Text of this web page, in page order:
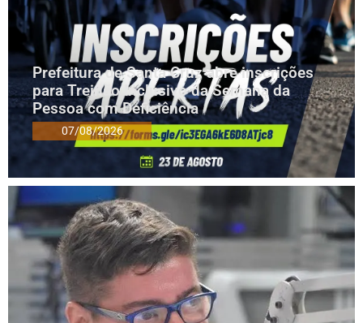
Prefeitura de Santa Cruz abre inscrições
para Treinão Inclusivo da Semana da
Pessoa com Deficiência
07/08/2026